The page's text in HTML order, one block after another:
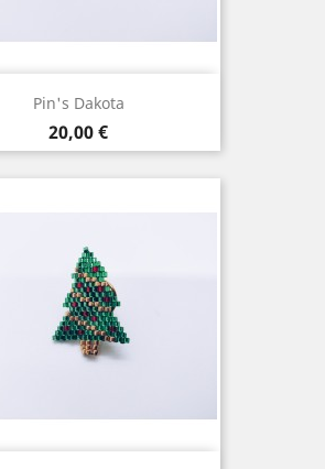
Pin's Dakota
Prix
20,00 €